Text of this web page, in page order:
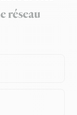
réseau